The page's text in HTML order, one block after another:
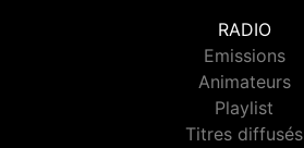
RADIO
Emissions
Animateurs
Playlist
Titres diffusés